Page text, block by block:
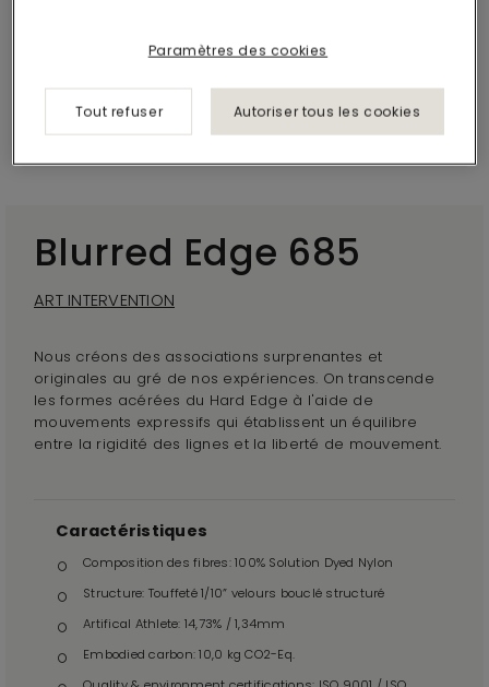
Blurred Edge 685
ART INTERVENTION
Nous créons des associations surprenantes et
originales au gré de nos expériences. On transcende
les formes acérées du Hard Edge à l'aide de
mouvements expressifs qui établissent un équilibre
entre la rigidité des lignes et la liberté de mouvement.
Caractéristiques
Composition des fibres: 100% Solution Dyed Nylon
Structure: Touffeté 1/10” velours bouclé structuré
Artifical Athlete: 14,73% / 1,34mm
Embodied carbon: 10,0 kg CO2-Eq.
Paramètres des cookies
Tout refuser Autoriser tous les cookies